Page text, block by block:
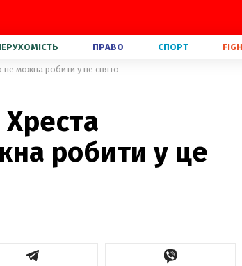
ПРАВО СПОРТ
можна робити у це свято
робити у це